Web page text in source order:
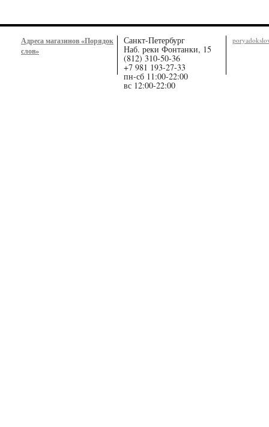
Адреса магазинов «Порядок
слов»
Санкт-Петербург
Наб. реки Фонтанки, 15
(812) 310-50-36
+7 981 193-27-33
пн-сб 11:00-22:00
вс 12:00-22:00